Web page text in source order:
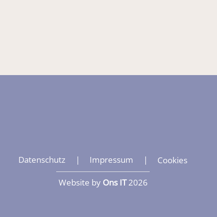
Datenschutz | Impressum | Cookies
Website by Ons IT 2026